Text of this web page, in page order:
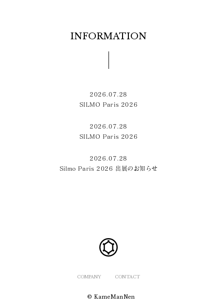
INFORMATION
2026.07.28
SILMO Paris 2026
2026.07.28
SILMO Paris 2026
2026.07.28
Silmo Paris 2026 出展のお知らせ
COMPANY CONTACT
© KameManNen